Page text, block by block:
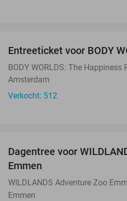
Entreeticket voor BODY
BODY WORLDS: The Happiness
Amsterdam
Verkocht: 512
Dagentree voor
Emmen
WILDLANDS Adventure Zoo
Emmen